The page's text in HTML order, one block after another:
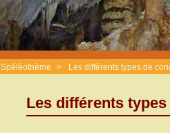
Spéléothème > Les différents types de
Les différents